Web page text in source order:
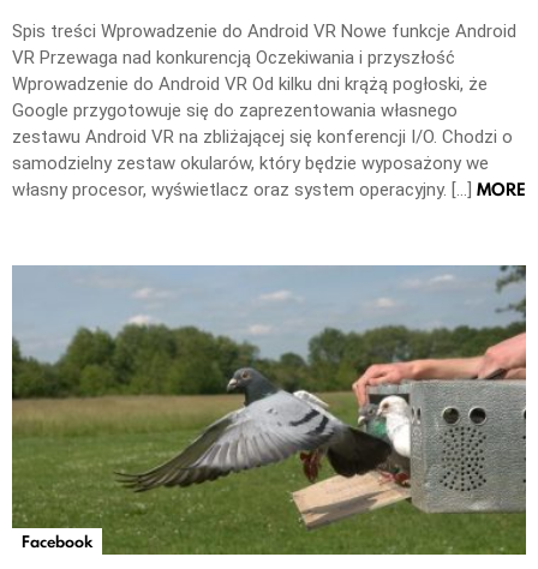
Spis treści Wprowadzenie do Android VR Nowe funkcje Android
VR Przewaga nad konkurencją Oczekiwania i przyszłość
Wprowadzenie do Android VR Od kilku dni krążą pogłoski, że
Google przygotowuje się do zaprezentowania własnego
zestawu Android VR na zbliżającej się konferencji I/O. Chodzi o
samodzielny zestaw okularów, który będzie wyposażony we
własny procesor, wyświetlacz oraz system operacyjny. […] MORE
Facebook